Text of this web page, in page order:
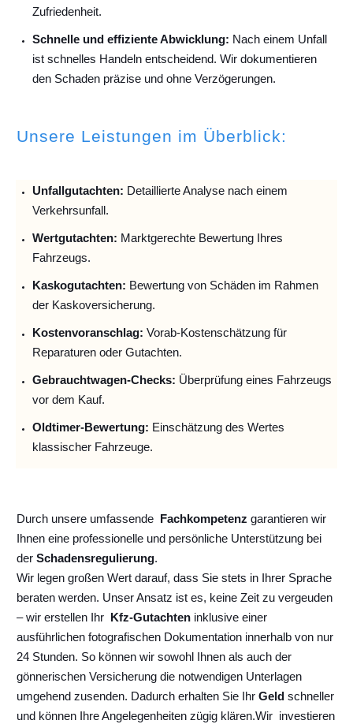
Zufriedenheit.
Schnelle und effiziente Abwicklung: Nach einem Unfall
ist schnelles Handeln entscheidend. Wir dokumentieren
den Schaden präzise und ohne Verzögerungen.
Unsere Leistungen im Überblick:
Unfallgutachten: Detaillierte Analyse nach einem
Verkehrsunfall.
Wertgutachten: Marktgerechte Bewertung Ihres
Fahrzeugs.
Kaskogutachten: Bewertung von Schäden im Rahmen
der Kaskoversicherung.
Kostenvoranschlag: Vorab-Kostenschätzung für
Reparaturen oder Gutachten.
Gebrauchtwagen-Checks: Überprüfung eines Fahrzeugs
vor dem Kauf.
Oldtimer-Bewertung: Einschätzung des Wertes
klassischer Fahrzeuge.
Durch unsere umfassende Fachkompetenz garantieren wir
Ihnen eine professionelle und persönliche Unterstützung bei
der Schadensregulierung.
Wir legen großen Wert darauf, dass Sie stets in Ihrer Sprache
beraten werden. Unser Ansatz ist es, keine Zeit zu vergeuden
– wir erstellen Ihr Kfz-Gutachten inklusive einer
ausführlichen fotografischen Dokumentation innerhalb von nur
24 Stunden. So können wir sowohl Ihnen als auch der
gönnerischen Versicherung die notwendigen Unterlagen
umgehend zusenden. Dadurch erhalten Sie Ihr Geld schneller
und können Ihre Angelegenheiten zügig klären.Wir investieren